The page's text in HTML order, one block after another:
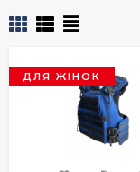
ДЛЯ ЖІНОК